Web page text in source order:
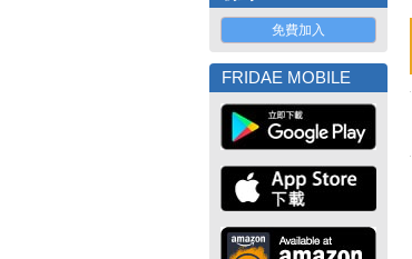
免費加入
FRIDAE MOBILE